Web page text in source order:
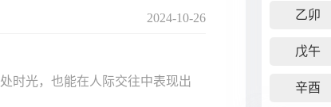
2024-10-26
时光，也能在人际交往中表现出
乙卯
戊午
辛酉